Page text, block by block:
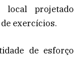
local projetado
exercícios.
de esforço